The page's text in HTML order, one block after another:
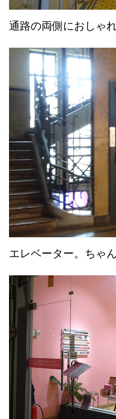
通路の両側におしゃ
エレベーター。ちゃ